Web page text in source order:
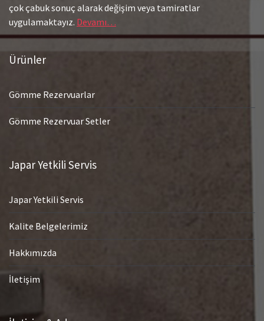
çok çabuk sonuç alarak değişim veya tamiratlar
uygulamaktayız. Devamı…
Ürünler
Gömme Rezervuarlar
Gömme Rezervuar Setler
Japar Yetkili Servis
Japar Yetkili Servis
Kalite Belgelerimiz
Hakkımızda
İletişim